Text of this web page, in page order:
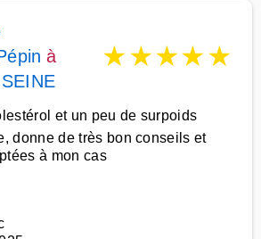
à
★★★★★
et un peu de surpoids
donne de très bon conseils et
à mon cas